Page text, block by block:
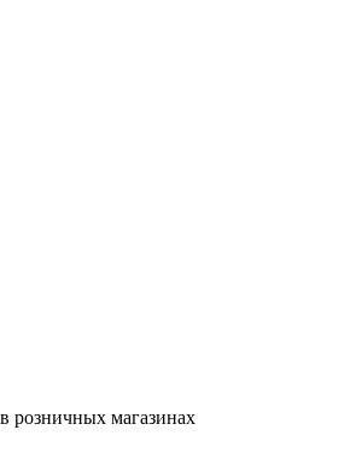
розничных магазинах